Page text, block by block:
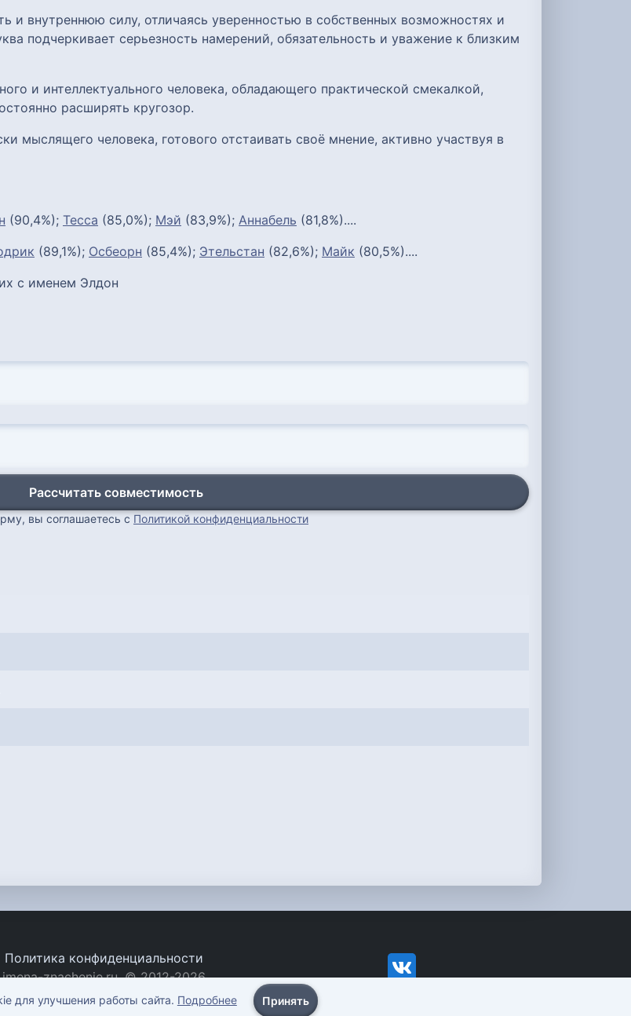
и внутреннюю силу, отличаясь уверенностью в собственных возможностях и
подчеркивает серьезность намерений, обязательность и уважение к близким
и интеллектуального человека, обладающего практической смекалкой,
расширять кругозор.
мыслящего человека, готового отстаивать своё мнение, активно участвуя в
(90,4%); Тесса (85,0%); Мэй (83,9%); Аннабель (81,8%)....
(89,1%); Осбеорн (85,4%); Этельстан (82,6%); Майк (80,5%)....
с именем Элдон
Рассчитать совместимость
вы соглашаетесь с Политикой конфиденциальности
Политика конфиденциальности
imena-znachenie.ru, © 2012-2026
для улучшения работы сайта. Подробнее Принять